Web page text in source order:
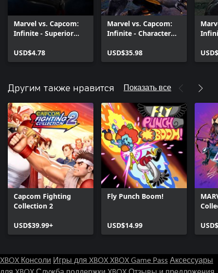
Marvel vs. Capcom:
Infinite - Superior
USD$4.78
Marvel vs. Capcom:
Infinite - Character
USD$35.98
Другим также нравится Показать все
Capcom Fighting
Collection 2
USD$39.99+
Fly Punch Boom!
USD$14.99
XBOX Консоли Игры для XBOXXBOX Game Pass Аксессуары